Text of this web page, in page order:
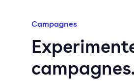
Campagnes
campagnes.